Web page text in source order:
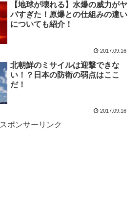
【地球が壊れる】水爆の威力がヤ
バすぎた！原爆との仕組みの違い
についても紹介！
2017.09.16
北朝鮮のミサイルは迎撃できな
い！？日本の防衛の弱点はここ
だ！
2017.09.16
スポンサーリンク